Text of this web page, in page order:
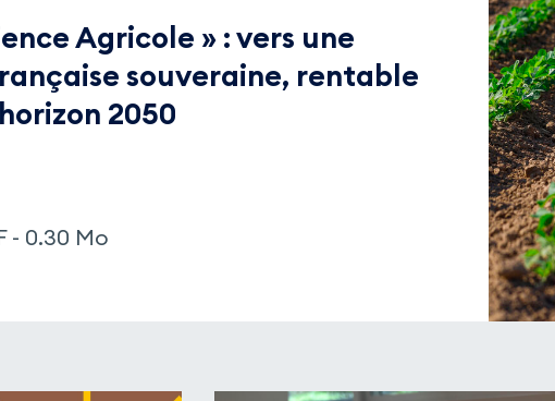
Agricole » : vers une
souveraine, rentable
2050
- 0.30 Mo